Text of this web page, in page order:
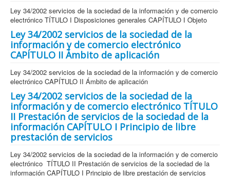
Ley 34/2002 servicios de la sociedad de la información y de comercio
electrónico TÍTULO I Disposiciones generales CAPÍTULO I Objeto
Ley 34/2002 servicios de la sociedad de la
información y de comercio electrónico
CAPÍTULO II Ámbito de aplicación
Ley 34/2002 servicios de la sociedad de la información y de comercio
electrónico CAPÍTULO II Ámbito de aplicación
Ley 34/2002 servicios de la sociedad de la
información y de comercio electrónico TÍTULO
II Prestación de servicios de la sociedad de la
información CAPÍTULO I Principio de libre
prestación de servicios
Ley 34/2002 servicios de la sociedad de la información y de comercio
electrónico TÍTULO II Prestación de servicios de la sociedad de la
información CAPÍTULO I Principio de libre prestación de servicios